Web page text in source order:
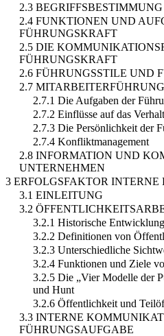
2.3
2.4 FUNKTIONEN UND
FÜHRUNGSKRAFT
2.5 DIE
FÜHRUNGSKRAFT
2.6 FÜHRUNGSSTILE UND
2.7 MITARBEITERFÜHRUNG
2.7.1 Die Aufgaben der
2.7.2 Einflüsse auf das
2.7.3 Die Persönlichkeit der
2.7.4 Konfliktmanagement
2.8 INFORMATION UND
UNTERNEHMEN
3 ERFOLGSFAKTOR
3.1 EINLEITUNG
3.2
3.2.1 Historische
3.2.2 Definitionen von
3.2.3 Unterschiedliche
3.2.4 Funktionen und Ziele
3.2.5 Die „Vier Modelle der
und Hunt
3.2.6 Öffentlichkeit und
3.3 INTERNE
FÜHRUNGSAUFGABE